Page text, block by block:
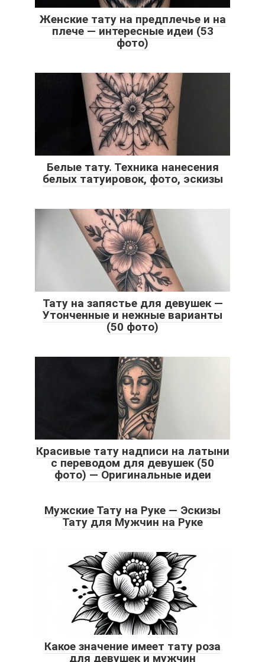
Женские тату на предплечье и на
плече — интересные идеи (53
фото)
Белые тату. Техника нанесения
белых татуировок, фото, эскизы
Тату на запястье для девушек —
Утонченные и нежные варианты
(50 фото)
Красивые тату надписи на латыни
с переводом для девушек (50
фото) — Оригинальные идеи
Мужские Тату на Руке — Эскизы
Тату для Мужчин на Руке
Какое значение имеет тату роза
для девушек и мужчин